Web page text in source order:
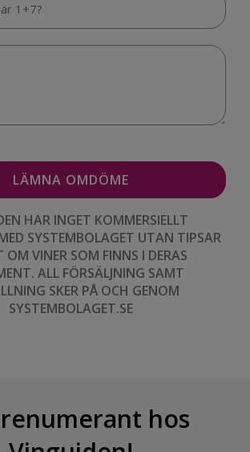
HAR INGET KOMMERSIELLT
SYSTEMBOLAGET UTAN TIPSAR
OM VINER SOM FINNS I DERAS
ALL FÖRSÄLJNING SAMT
SKER PÅ OCH GENOM
SYSTEMBOLAGET.SE
hos